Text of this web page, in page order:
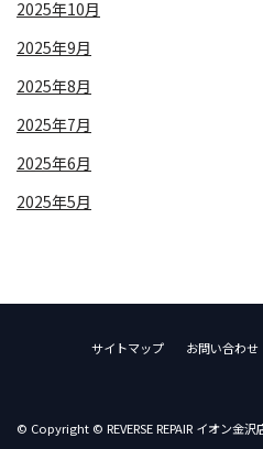
2025年10月
2025年9月
2025年8月
2025年7月
2025年6月
2025年5月
サイトマップ お問い合わせ
© Copyright © REVERSE REPAIR イオン金